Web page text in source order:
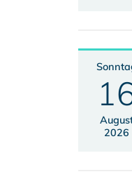
2026